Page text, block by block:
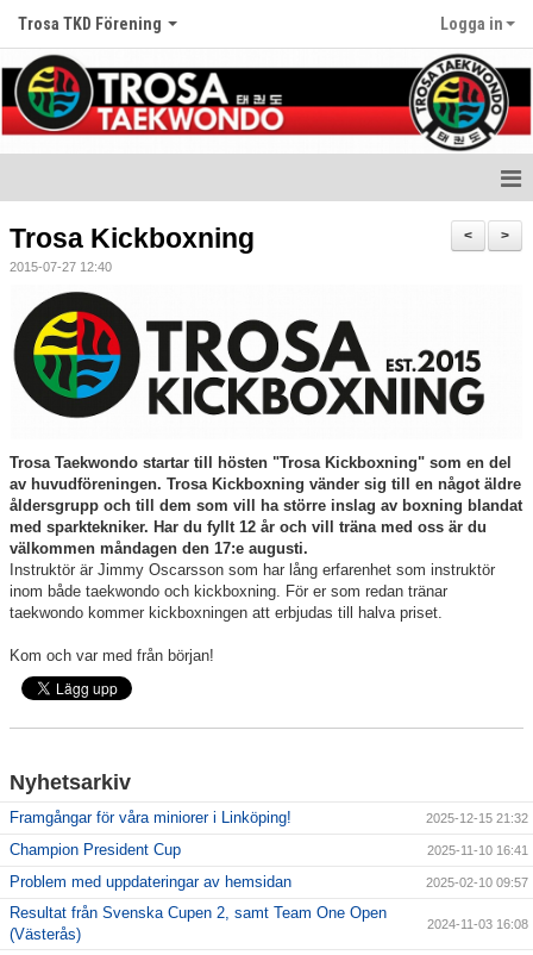
Trosa TKD Förening Logga in
Nyheter
Om klubben
Träningstider
Kalender
Bildgalleri
Nybörjarinformation
>
<
Trosa Kickboxning
2015-07-27 12:40
Trosa Taekwondo startar till hösten "Trosa Kickboxning" som en del
av huvudföreningen. Trosa Kickboxning vänder sig till en något äldre
åldersgrupp och till dem som vill ha större inslag av boxning blandat
med sparktekniker. Har du fyllt 12 år och vill träna med oss är du
välkommen måndagen den 17:e augusti.
Instruktör är Jimmy Oscarsson som har lång erfarenhet som instruktör
inom både taekwondo och kickboxning. För er som redan tränar
taekwondo kommer kickboxningen att erbjudas till halva priset.
Kom och var med från början!
Nyhetsarkiv
Framgångar för våra miniorer i Linköping! 2025-12-15 21:32
Champion President Cup 2025-11-10 16:41
Problem med uppdateringar av hemsidan 2025-02-10 09:57
Resultat från Svenska Cupen 2, samt Team One Open
(Västerås)
2024-11-03 16:08